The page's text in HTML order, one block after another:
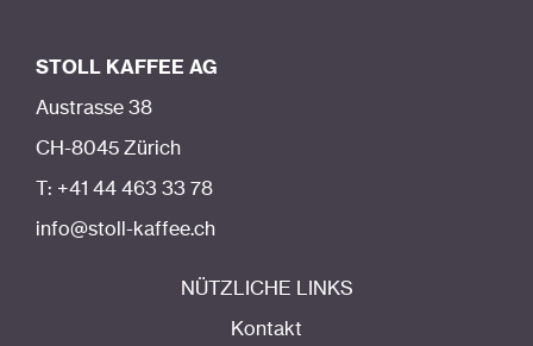
STOLL KAFFEE AG
Austrasse 38
CH-8045 Zürich
T: +41 44 463 33 78
info@stoll-kaffee.ch
NÜTZLICHE LINKS
Kontakt